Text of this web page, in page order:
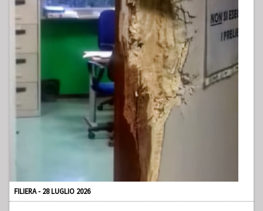
FILIERA - 28 LUGLIO 2026